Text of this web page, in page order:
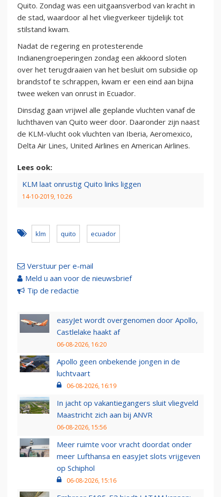
Quito. Zondag was een uitgaansverbod van kracht in
de stad, waardoor al het vliegverkeer tijdelijk tot
stilstand kwam.
Nadat de regering en protesterende
Indianengroeperingen zondag een akkoord sloten
over het terugdraaien van het besluit om subsidie op
brandstof te schrappen, kwam er een eind aan bijna
twee weken van onrust in Ecuador.
Dinsdag gaan vrijwel alle geplande vluchten vanaf de
luchthaven van Quito weer door. Daaronder zijn naast
de KLM-vlucht ook vluchten van Iberia, Aeromexico,
Delta Air Lines, United Airlines en American Airlines.
Lees ook:
KLM laat onrustig Quito links liggen
14-10-2019, 10:26
klm quito ecuador
Verstuur per e-mail
Meld u aan voor de nieuwsbrief
Tip de redactie
easyJet wordt overgenomen door Apollo,
Castlelake haakt af
06-08-2026, 16:20
Apollo geen onbekende jongen in de
luchtvaart
06-08-2026, 16:19
In jacht op vakantiegangers sluit vliegveld
Maastricht zich aan bij ANVR
06-08-2026, 15:56
Meer ruimte voor vracht doordat onder
meer Lufthansa en easyJet slots vrijgeven
op Schiphol
06-08-2026, 15:16